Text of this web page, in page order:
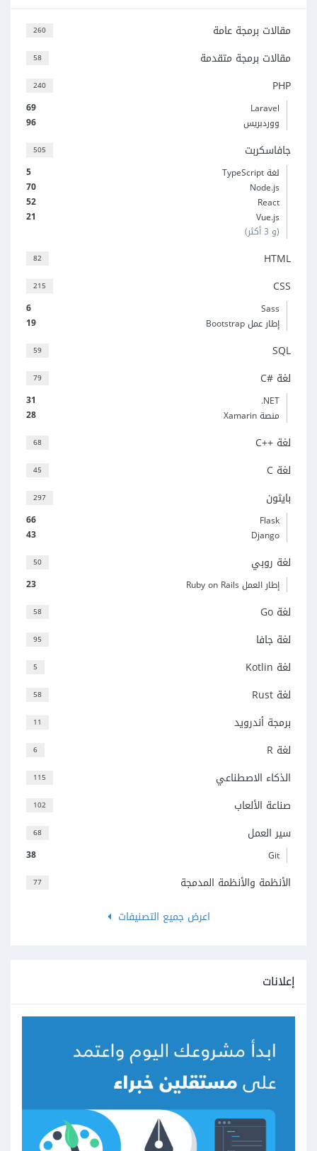
260 مقالات برمجة عامة
58 مقالات برمجة متقدمة
240 PHP
69
Laravel
96
ووردبريس
505 جافاسكربت
5
لغة TypeScript
70
Node.js
52
React
21
Vue.js
(و 3 أكثر)
82 HTML
215 CSS
6
Sass
19
إطار عمل Bootstrap
59 SQL
79 لغة C#‎
31
‎.NET
28
منصة Xamarin
68 لغة C++‎
45 لغة C
297 بايثون
66
Flask
43
Django
50 لغة روبي
23 إطار العمل Ruby on Rails
58 لغة Go
95 لغة جافا
5 لغة Kotlin
58 لغة Rust
11 برمجة أندرويد
6 لغة R
115 الذكاء الاصطناعي
102 صناعة الألعاب
68 سير العمل
38 Git
77
الأنظمة والأنظمة المدمجة
اعرض جميع التصنيفات
إعلانات